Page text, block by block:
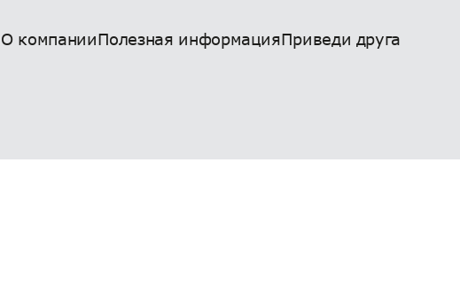
О компанииПолезная информацияПриведи друга